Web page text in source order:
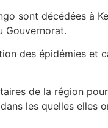
sont décédées à
Gouvernorat.
des épidémies et
de la région
les quelles elles